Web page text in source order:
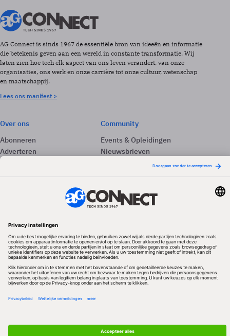
AG Connect is sinds 1967 de essentiële bron van ideeën en informatie
die betekenis geven aan een wereld in constante transformatie. Wij
laten zien hoe tech elk aspect van ons leven verandert, van onze
organisaties, ons werk en onze carrière tot onze cultuur, wetenschap
en maatschappij.
Lees ons manifest >
Over ons
Abonneren
Adverteren
Community
Events & Opleidingen
Nieuwsbrieven
Redactionele partner
Privacy & Cookies